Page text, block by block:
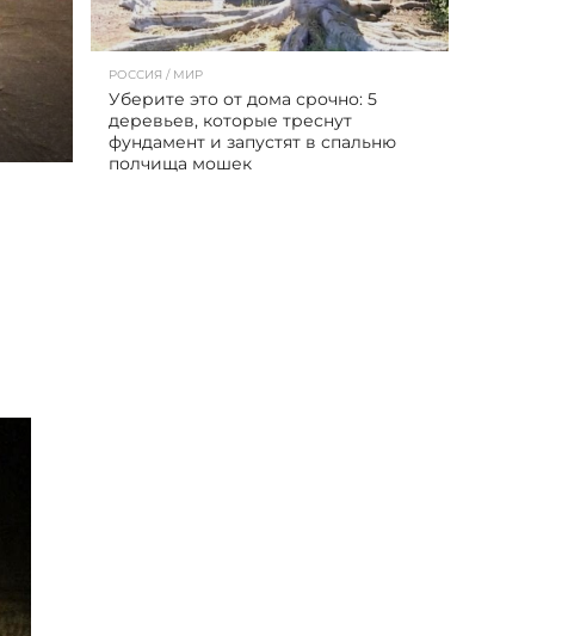
РОССИЯ / МИР
Уберите это от дома срочно: 5
деревьев, которые треснут
фундамент и запустят в спальню
полчища мошек